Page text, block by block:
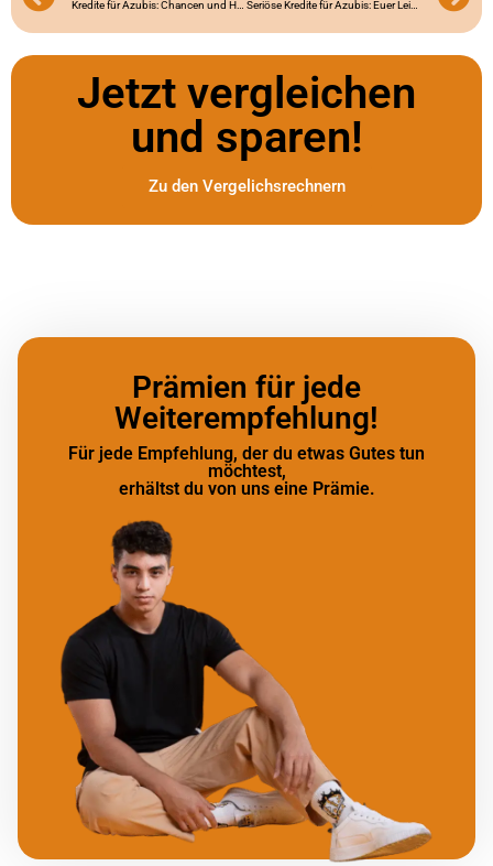
Kredite für Azubis: Chancen und Herausforderungen
Seriöse Kredite für Azubis: Euer Leitfaden für sichere Kreditaufnahme
Jetzt vergleichen
und sparen!
Zu den Vergelichsrechnern
Prämien für jede
Weiterempfehlung!
Für jede Empfehlung, der du etwas Gutes tun
möchtest,
erhältst du von uns eine Prämie.